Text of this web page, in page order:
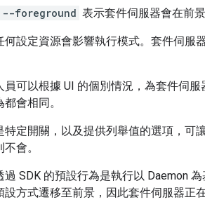
--foreground 表示套件伺服器會在前
何設定資源會影響執行模式。套件伺服
員可以根據 UI 的個別情況，為套件伺
都會相同。
特定開關，以及提供列舉值的選項，可
會。
過 SDK 的預設行為是執行以 Daemon
設方式遷移至前景，因此套件伺服器正